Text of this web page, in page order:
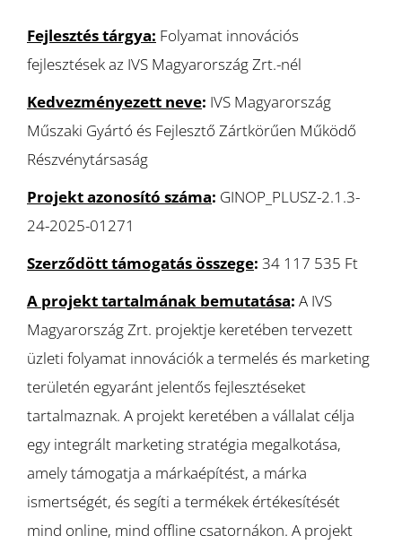
Fejlesztés tárgya: Folyamat innovációs
fejlesztések az IVS Magyarország Zrt.-nél
Kedvezményezett neve: IVS Magyarország
Műszaki Gyártó és Fejlesztő Zártkörűen Működő
Részvénytársaság
Projekt azonosító száma: GINOP_PLUSZ-2.1.3-
24-2025-01271
Szerződött támogatás összege: 34 117 535 Ft
A projekt tartalmának bemutatása: A IVS
Magyarország Zrt. projektje keretében tervezett
üzleti folyamat innovációk a termelés és marketing
területén egyaránt jelentős fejlesztéseket
tartalmaznak. A projekt keretében a vállalat célja
egy integrált marketing stratégia megalkotása,
amely támogatja a márkaépítést, a márka
ismertségét, és segíti a termékek értékesítését
mind online, mind offline csatornákon. A projekt